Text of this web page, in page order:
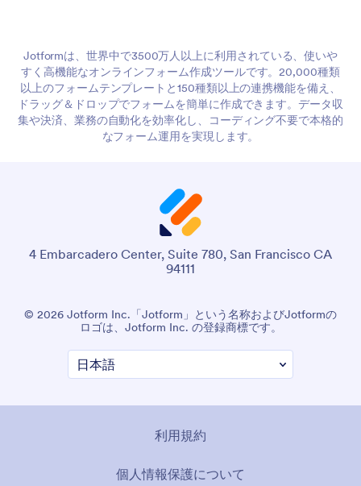
Jotformは、世界中で3500万人以上に利用されている、使いや
すく高機能なオンラインフォーム作成ツールです。20,000種類
以上のフォームテンプレートと150種類以上の連携機能を備え、
ドラッグ＆ドロップでフォームを簡単に作成できます。データ収
集や決済、業務の自動化を効率化し、コーディング不要で本格的
なフォーム運用を実現します。
4 Embarcadero Center, Suite 780, San Francisco CA
94111
© 2026 Jotform Inc.「Jotform」という名称およびJotformの
ロゴは、Jotform Inc. の登録商標です。
利用規約
個人情報保護について